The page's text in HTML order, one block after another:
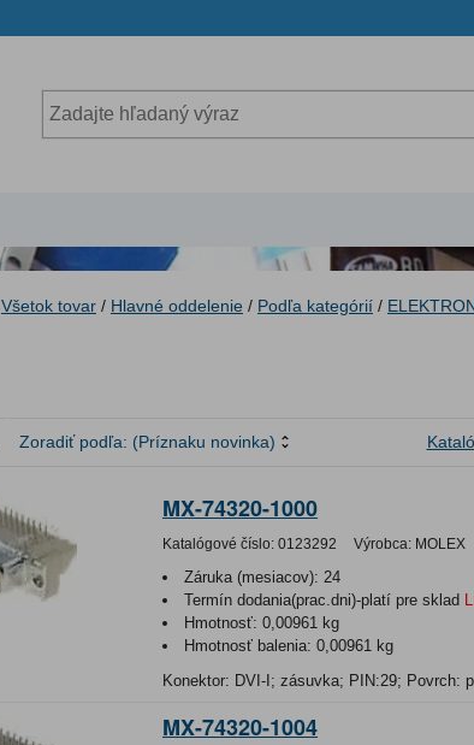
Všetok tovar / Hlavné oddelenie / Podľa kategórií /
Zoradiť podľa: (Príznaku novinka)
MX-74320-1000
Katalógové číslo: 0123292 Výrobca: MOLEX
Záruka (mesiacov): 24
Termín dodania(prac.dni)-platí pre sklad
Hmotnosť: 0,00961 kg
Hmotnosť balenia: 0,00961 kg
Konektor: DVI-I; zásuvka; PIN:29; Povrch:
MX-74320-1004